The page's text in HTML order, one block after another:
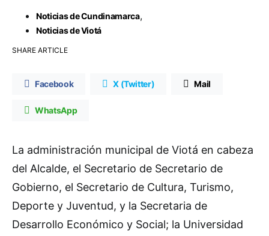
Noticias de Cundinamarca,
Noticias de Viotá
SHARE ARTICLE
Facebook X (Twitter) Mail
WhatsApp
La administración municipal de Viotá en cabeza
del Alcalde, el Secretario de Secretario de
Gobierno, el Secretario de Cultura, Turismo,
Deporte y Juventud, y la Secretaria de
Desarrollo Económico y Social; la Universidad